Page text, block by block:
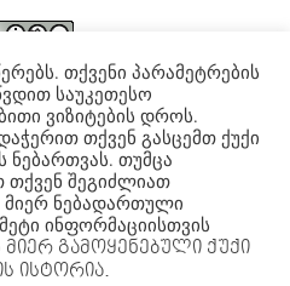
შინაარსი დაცულიაCreative
4.0 საერთაშორისო
ფარგლებში.
თქვენი პარამეტრების
საუკეთესო
ვიზიტების დროს.
თქვენ გასცემთ ქუქი
ნებართვას. თუმცა
თქვენ შეგიძლიათ
ნებადართული
ინფორმაციისთვის
მიერ გამოყენებული ქუქი
ისტორია.